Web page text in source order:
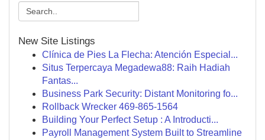
New Site Listings
Clínica de Pies La Flecha: Atención Especial...
Situs Terpercaya Megadewa88: Raih Hadiah
Fantas...
Business Park Security: Distant Monitoring fo...
Rollback Wrecker 469-865-1564
Building Your Perfect Setup : A Introducti...
Payroll Management System Built to Streamline